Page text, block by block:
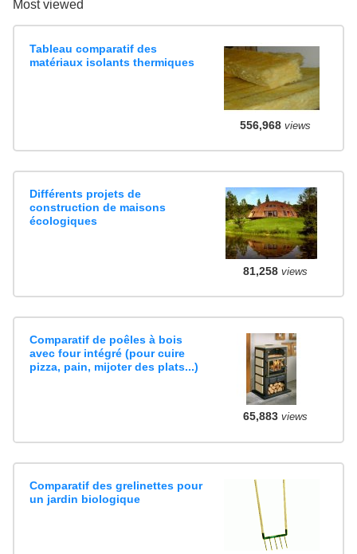
Most viewed
Tableau comparatif des
matériaux isolants thermiques
556,968views
Différents projets de
construction de maisons
écologiques
81,258views
Comparatif de poêles à bois
avec four intégré (pour cuire
pizza, pain, mijoter des plats...)
65,883views
Comparatif des grelinettes pour
un jardin biologique